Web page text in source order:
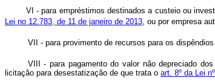
VI - para empréstimos destinados a custeio ou
Lei no 12.783, de 11 de janeiro de 2013, ou por empresa
VII - para provimento de recursos para os
VIII - para pagamento do valor não depreciado
licitação para desestatização de que trata o art. 8º da Lei